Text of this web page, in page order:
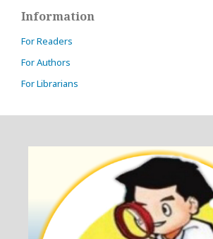
Information
For Readers
For Authors
For Librarians